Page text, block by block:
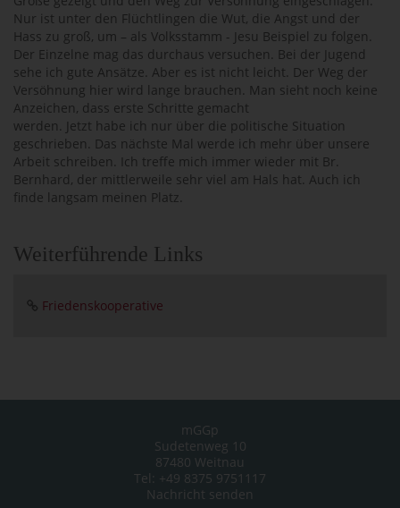
Nur ist unter den Flüchtlingen die Wut, die Angst und der
Hass zu groß, um – als Volksstamm - Jesu Beispiel zu folgen.
Der Einzelne mag das durchaus versuchen. Bei der Jugend
sehe ich gute Ansätze. Aber es ist nicht leicht. Der Weg der
Versöhnung hier wird lange brauchen. Man sieht noch keine
Anzeichen, dass erste Schritte gemacht
werden. Jetzt habe ich nur über die politische Situation
geschrieben. Das nächste Mal werde ich mehr über unsere
Arbeit schreiben. Ich treffe mich immer wieder mit Br.
Bernhard, der mittlerweile sehr viel am Hals hat. Auch ich
finde langsam meinen Platz.
Weiterführende Links
Friedenskooperative
mGGp
Sudetenweg 10
87480 Weitnau
Tel: +49 8375 9751117
Nachricht senden